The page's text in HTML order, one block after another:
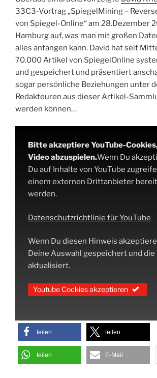
33C3-Vortrag „SpiegelMining –
von Spiegel-Online“ am 28.Dezember
Hamburg auf, was man mit großen
alles anfangen kann. David hat seit
70.000 Artikel von SpiegelOnline
und gespeichert und präsentiert
sogar persönliche Beziehungen unter
Redakteuren aus dieser Artikel-
werden können…
Bitte akzeptiere YouTube-
Video abzuspielen.Wenn Du
Du auf Inhalte von YouTube
einem externen Drittanbieter
werden.
Datenschutzrichtlinie für YouTube
Wenn Du diesen Hinweis
Deine Auswahl gespeichert und
aktualisiert.
Youtube Cockies akzeptieren
teilen teilen
teilen E-Mail